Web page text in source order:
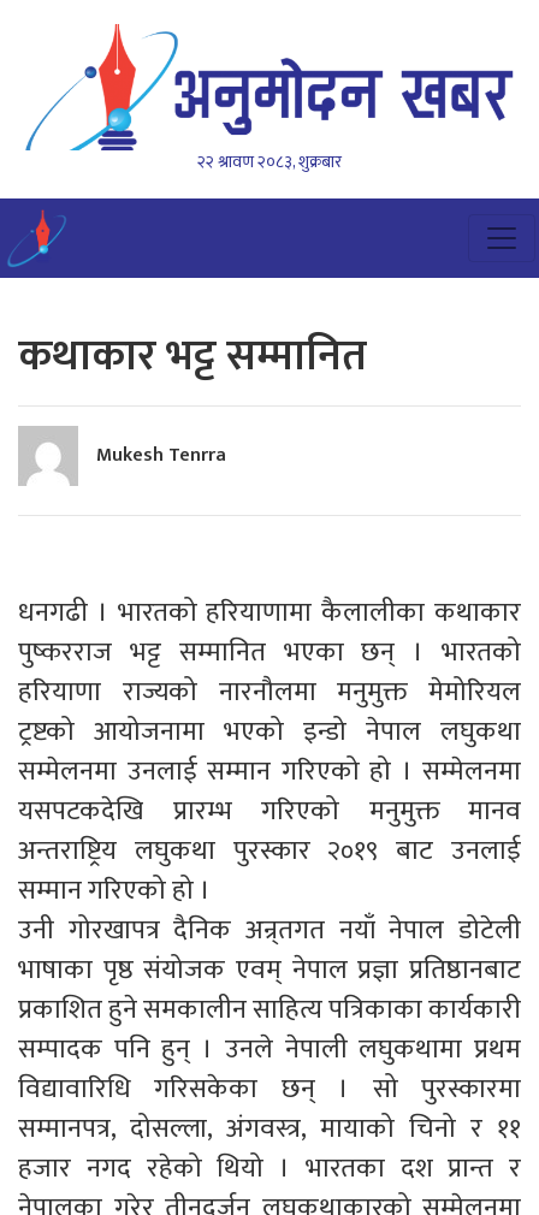
२२ श्रावण २०८३, शुक्रबार
कथाकार भट्ट सम्मानित
Mukesh Tenrra
धनगढी । भारतको हरियाणामा कैलालीका कथाकार
पुष्करराज भट्ट सम्मानित भएका छन् । भारतको
हरियाणा राज्यको नारनौलमा मनुमुक्त मेमोरियल
ट्रष्टको आयोजनामा भएको इन्डो नेपाल लघुकथा
सम्मेलनमा उनलाई सम्मान गरिएको हो । सम्मेलनमा
यसपटकदेखि प्रारम्भ गरिएको मनुमुक्त मानव
अन्तराष्ट्रिय लघुकथा पुरस्कार २०१९ बाट उनलाई
सम्मान गरिएको हो ।
उनी गोरखापत्र दैनिक अन्र्तगत नयाँ नेपाल डोटेली
भाषाका पृष्ठ संयोजक एवम् नेपाल प्रज्ञा प्रतिष्ठानबाट
प्रकाशित हुने समकालीन साहित्य पत्रिकाका कार्यकारी
सम्पादक पनि हुन् । उनले नेपाली लघुकथामा प्रथम
विद्यावारिधि गरिसकेका छन् । सो पुरस्कारमा
सम्मानपत्र, दोसल्ला, अंगवस्त्र, मायाको चिनो र ११
हजार नगद रहेको थियो । भारतका दश प्रान्त र